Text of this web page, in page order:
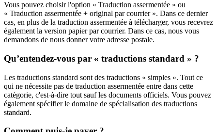
Vous pouvez choisir l'option « Traduction assermentée » ou
« Traduction assermentée + original par courrier ». Dans ce dernier
cas, en plus de la traduction assermentée à télécharger, vous recevrez
également la version papier par courrier. Dans ce cas, nous vous
demandons de nous donner votre adresse postale.
Qu’entendez-vous par « traductions standard » ?
Les traductions standard sont des traductions « simples ». Tout ce
qui ne nécessite pas de traduction assermentée entre dans cette
catégorie, c'est-à-dire tout sauf les documents officiels. Vous pouvez
également spécifier le domaine de spécialisation des traductions
standard.